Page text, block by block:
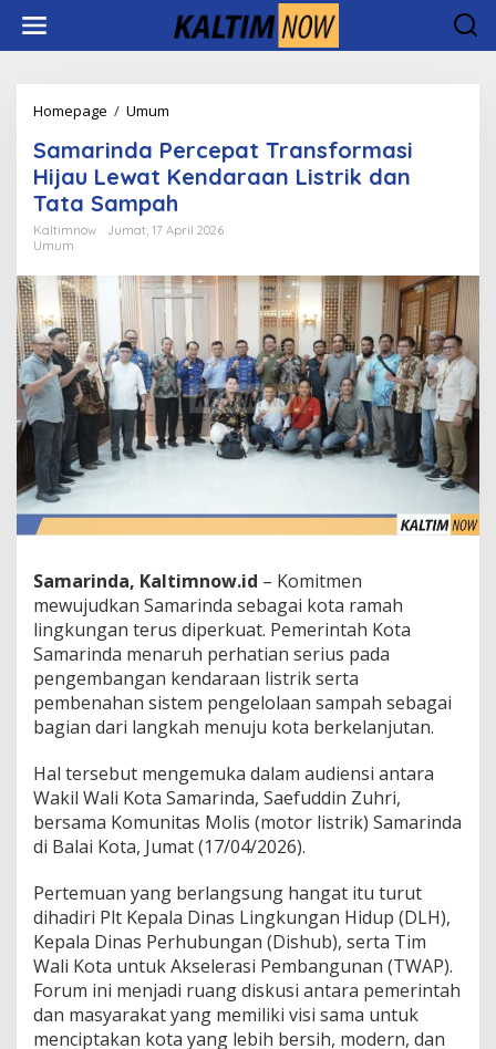
konten
Homepage / Umum
Transformasi
Hijau
Lewat
Kendaraan
Listrik
Sampah
Samarinda Percepat Transformasi
Hijau Lewat Kendaraan Listrik dan
Tata Sampah
Kaltimnow
Jumat, 17 April 2026
Umum
Samarinda, Kaltimnow.id – Komitmen
mewujudkan Samarinda sebagai kota ramah
lingkungan terus diperkuat. Pemerintah Kota
Samarinda menaruh perhatian serius pada
pengembangan kendaraan listrik serta
pembenahan sistem pengelolaan sampah sebagai
bagian dari langkah menuju kota berkelanjutan.
Hal tersebut mengemuka dalam audiensi antara
Wakil Wali Kota Samarinda, Saefuddin Zuhri,
bersama Komunitas Molis (motor listrik) Samarinda
di Balai Kota, Jumat (17/04/2026).
Pertemuan yang berlangsung hangat itu turut
dihadiri Plt Kepala Dinas Lingkungan Hidup (DLH),
Kepala Dinas Perhubungan (Dishub), serta Tim
Wali Kota untuk Akselerasi Pembangunan (TWAP).
Forum ini menjadi ruang diskusi antara pemerintah
dan masyarakat yang memiliki visi sama untuk
menciptakan kota yang lebih bersih, modern, dan